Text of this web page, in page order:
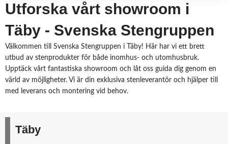
Utforska vårt showroom i
Täby - Svenska Stengruppen
Välkommen till Svenska Stengruppen i Täby! Här har vi ett brett
utbud av stenprodukter för både inomhus- och utomhusbruk.
Upptäck vårt fantastiska showroom och låt oss guida dig genom en
värld av möjligheter. Vi är din exklusiva stenleverantör och hjälper till
med leverans och montering vid behov.
Täby